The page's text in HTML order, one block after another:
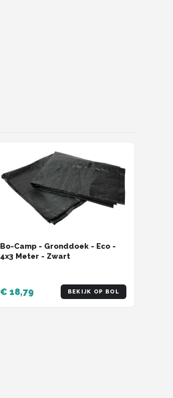
Bo-Camp - Gronddoek - Eco -
4x3 Meter - Zwart
€ 18,79 BEKIJK OP BOL